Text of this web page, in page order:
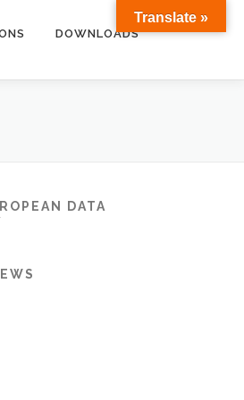
DOWNLOADS
DATA
Translate »